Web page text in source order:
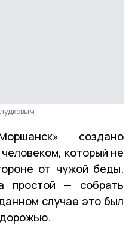
создано
который не
от чужой беды.
простой — собрать
случае это был